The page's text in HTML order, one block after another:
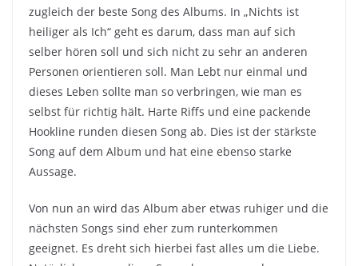
zugleich der beste Song des Albums. In „Nichts ist
heiliger als Ich“ geht es darum, dass man auf sich
selber hören soll und sich nicht zu sehr an anderen
Personen orientieren soll. Man Lebt nur einmal und
dieses Leben sollte man so verbringen, wie man es
selbst für richtig hält. Harte Riffs und eine packende
Hookline runden diesen Song ab. Dies ist der stärkste
Song auf dem Album und hat eine ebenso starke
Aussage.
Von nun an wird das Album aber etwas ruhiger und die
nächsten Songs sind eher zum runterkommen
geeignet. Es dreht sich hierbei fast alles um die Liebe.